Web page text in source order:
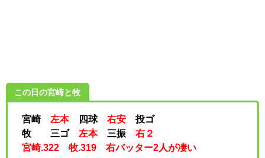
この日の宮崎と牧
宮崎 左本四球 右安 投ゴ
牧 三ゴ 左本三振 右２
宮崎.322 牧.319 右バッター2人が凄い